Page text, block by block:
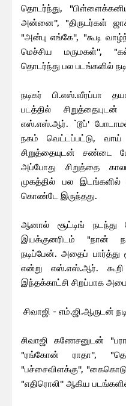
தொடர்ந்து,
அன்னை'', "திருடர்கள்
"அன்பு எங்கே'', "கூடி
மெச்சிய மருமகள்'',
தொடர்ந்து பல படங்களில்
நடிகர் பி.எஸ்.வீரப்பா
படத்தில்
எஸ்.எஸ்.ஆர். `டூப்'
நகம் வெட்டப்பட்டு,
சிறுத்தையுடன் சண்டை
அப்போது சிறுத்தை
முகத்தில் பல இடங்களில்
கொண்டே இருந்தது.
ஆனால் சூட்டிங் நடந்து
இயக்குனரிடம் "நான்
நடிப்பேன். அதைப் பார்த்து
என்று எஸ்.எஸ்.ஆர்.
இந்தக்காட்சி சிறப்பாக
சிவாஜி - எம்.ஜி.ஆருடன்
சிவாஜி கணேசனுடன்
"ரங்கோன் ராதா'',
"பச்சைவிளக்கு'',
"எதிரொலி'' ஆகிய